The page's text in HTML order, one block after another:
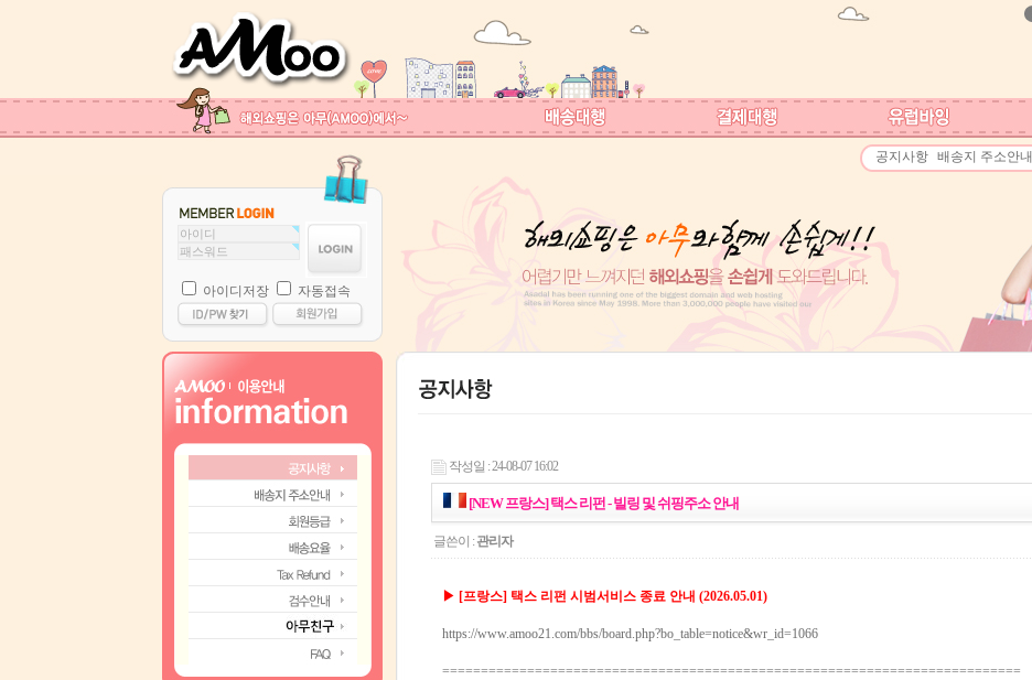
공지사항 배송지 주소안내
아이디저장 자동접속
작성일 : 24-08-07 16:02
[NEW 프랑스] 택스 리펀 - 빌링 및 쉬핑주소 안내
글쓴이 : 관리자
▶ [프랑스] 택스 리펀 시범서비스 종료 안내 (2026.05.01)
https://www.amoo21.com/bbs/board.php?bo_table=notice&wr_id=1066
===========================================================================